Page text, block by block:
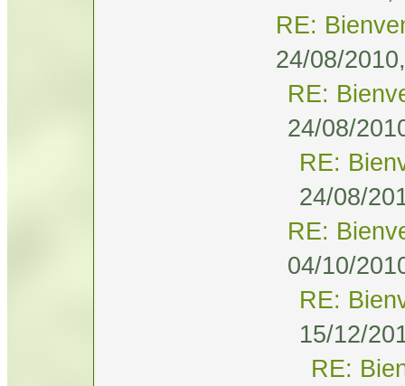
RE:
24/08/
RE:
24/08/
RE:
24/08/
RE:
04/10/
RE:
15/12/
RE: